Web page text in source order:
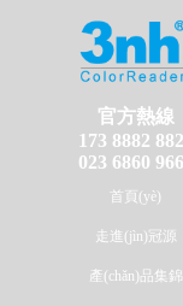
官方熱線
173 8882
023 6860
首頁(yè)
走進(jìn)冠源
產(chǎn)品集錦